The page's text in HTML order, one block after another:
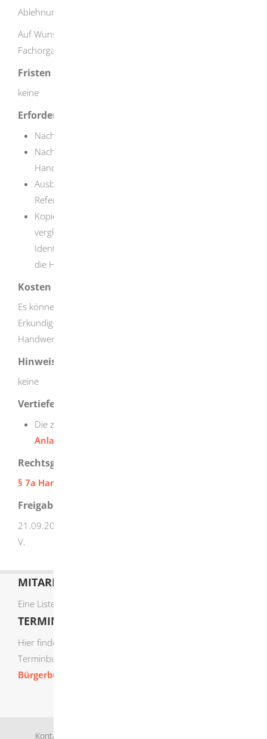
Ablehnungsbescheid.
Auf Wunsch hört die Handwerkskammer die zuständige
Fachorganisation an.
Fristen
keine
Erforderliche Unterlagen
Nachweis der Eintragung in der Handwerksrolle
Nachweis der Sachkunde im neu beantragten
Handwerk
Ausbildungs-, Weiterbildungs- und Arbeitszeugnisse,
Referenzen, soweit vorhanden
Kopie des Personalausweises oder eines
vergleichbaren Identifikationspapiers (falls Sie den
Identitätsnachweis nicht bereits bei der Eintragung in
die Handwerksrolle vorgelegt haben)
Kosten
Es können Kosten in unterschiedlicher Höhe anfallen.
Erkundigen Sie sich bei der zuständigen
Handwerkskammer.
Hinweise
keine
Vertiefende Informationen
Die zulassungspflichtigen Handwerke werden in der
Anlage A zur Handwerksordnung
Rechtsgrundlage
§ 7a Handwerksordnung (HwO)
Freigabevermerk
21.09.2023 Baden-Württembergische Handwerkstag e.
V.
MITARBEITERLISTE
Eine Liste der Mitarbeiter von A-Z finden Sie
TERMIN ONLINE BUCHEN
Hier finden Sie die verfügbaren Sachgebiete zur Online-
Terminbuchung:
Bürgerbüro Termine online buchen
Kontakt